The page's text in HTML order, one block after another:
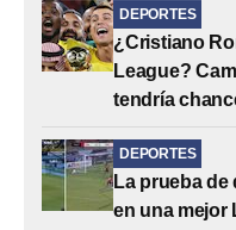
DEPORTES
¿Cristiano
League?
tendría
DEPORTES
La prueba
en una mejor